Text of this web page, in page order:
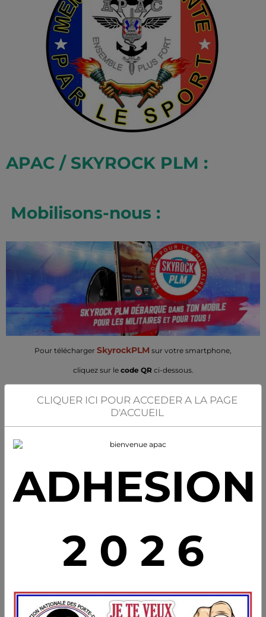
APAC / SKYROCK PLM :
Mobilisons-nous :
Pour télécharger SkyrockPLM sur votre smartphone,
cliquez sur lecode QRci-dessous.
Pour découvrir le partenariat et les programmes de SkyrockPLM
CLIQUEZ ICI
CLIQUER ICI POUR ACCEDER A LA PAGE
D'ACCUEIL
ADHESION
2 0 2 6